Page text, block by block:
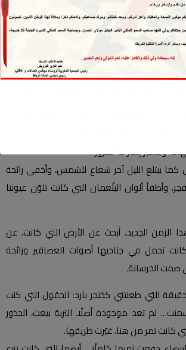
الحقول، نخترق سهولًا تنام بين خضرتها أزهار
من شمس صغيرة سقطت على الأرض.
موسيقى تعرفها الروح: أولاد مالك، أولاد رحو،
واليوم لم يتبق منها إلا حروف باهتة على واجهات
وصفير إشارات المرور.
كما يبتلع الليل آخر شعاع للشمس، وأخفى رائحة
وأطفأ ألوان البلْعمان التي كانت تلوّن عيوننا
الجديد، أبحث عن الأرض التي كانت، عن
تحمل في جناحيها أصوات العصافير ورائحة
الخرسانة.
التي طعنتني كخنجر بارد: الحقول التي كنت
لم تعد موجودة أصلًا. التربة بيعت، الجذور
كانت تمر من هنا، غيّرت طريقها.